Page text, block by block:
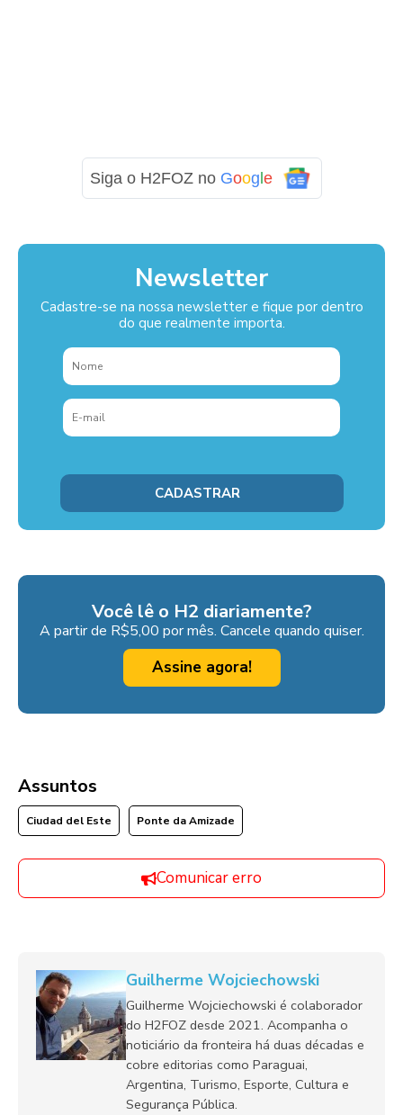
Siga o H2FOZ no Google
Newsletter
Cadastre-se na nossa newsletter e fique por dentro
do que realmente importa.
Você lê o H2 diariamente?
A partir de R$5,00 por mês. Cancele quando quiser.
Assine agora!
Assuntos
Ciudad del Este Ponte da Amizade
Comunicar erro
Guilherme Wojciechowski
Guilherme Wojciechowski é colaborador
do H2FOZ desde 2021. Acompanha o
noticiário da fronteira há duas décadas e
cobre editorias como Paraguai,
Argentina, Turismo, Esporte, Cultura e
Segurança Pública.